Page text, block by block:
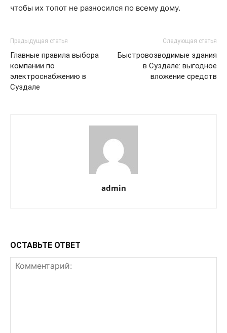
чтобы их топот не разносился по всему дому.
Предыдущая статья
Главные правила выбора
компании по
электроснабжению в
Суздале
Следующая статья
Быстровозводимые здания
в Суздале: выгодное
вложение средств
admin
ОСТАВЬТЕ ОТВЕТ